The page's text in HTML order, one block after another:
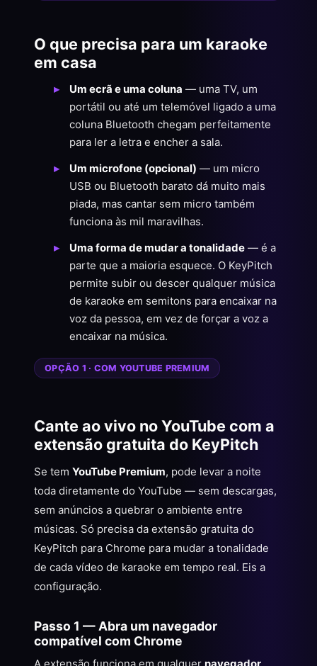
O que precisa para um karaoke
em casa
Um ecrã e uma coluna — uma TV, um
portátil ou até um telemóvel ligado a uma
coluna Bluetooth chegam perfeitamente
para ler a letra e encher a sala.
Um microfone (opcional) — um micro
USB ou Bluetooth barato dá muito mais
piada, mas cantar sem micro também
funciona às mil maravilhas.
Uma forma de mudar a tonalidade — é a
parte que a maioria esquece. O KeyPitch
permite subir ou descer qualquer música
de karaoke em semitons para encaixar na
voz da pessoa, em vez de forçar a voz a
encaixar na música.
OPÇÃO 1 · COM YOUTUBE PREMIUM
Cante ao vivo no YouTube com a
extensão gratuita do KeyPitch
Se tem YouTube Premium, pode levar a noite
toda diretamente do YouTube — sem descargas,
sem anúncios a quebrar o ambiente entre
músicas. Só precisa da extensão gratuita do
KeyPitch para Chrome para mudar a tonalidade
de cada vídeo de karaoke em tempo real. Eis a
configuração.
Passo 1 — Abra um navegador
compatível com Chrome